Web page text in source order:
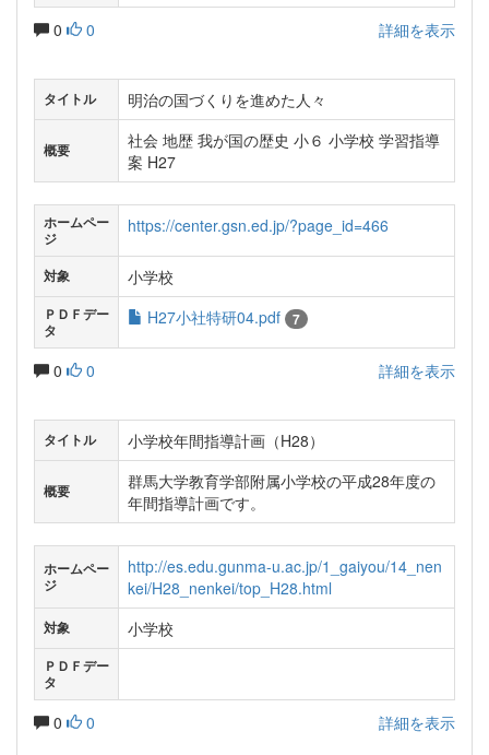
0 0 詳細を表示
タイトル 明治の国づくりを進めた人々
概要
社会 地歴 我が国の歴史 小６ 小学校 学習指導
案 H27
ホームペー
ジ
https://center.gsn.ed.jp/?page_id=466
対象 小学校
ＰＤＦデー
タ
H27小社特研04.pdf 7
0 0 詳細を表示
タイトル 小学校年間指導計画（H28）
概要
群馬大学教育学部附属小学校の平成28年度の
年間指導計画です。
ホームペー
ジ
http://es.edu.gunma-u.ac.jp/1_gaiyou/14_nen
kei/H28_nenkei/top_H28.html
対象 小学校
ＰＤＦデー
タ
0 0 詳細を表示